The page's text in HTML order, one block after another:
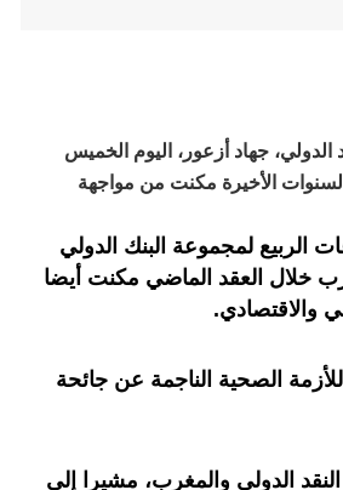
جهاد أزعور، اليوم الخميس
الأخيرة مكنت من مواجهة
الربيع لمجموعة البنك الدولي
خلال العقد الماضي مكنت أيضا
والاقتصادي.
الصحية الناجمة عن جائحة
الدولي والمغرب، مشيرا إلى